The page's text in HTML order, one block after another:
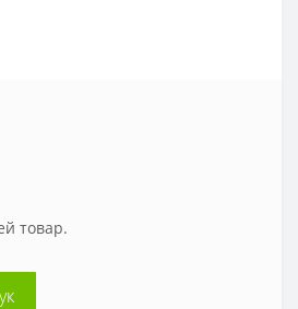
товар.